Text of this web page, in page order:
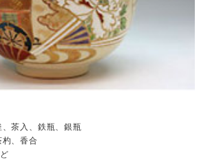
茶入、鉄瓶、銀瓶
、香合